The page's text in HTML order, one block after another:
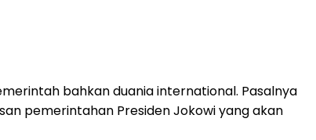
bahkan duania international. Pasalnya
pemerintahan Presiden Jokowi yang akan